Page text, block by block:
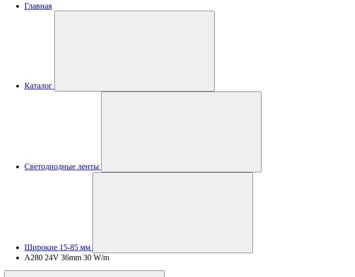
Главная
Каталог
Светодиодные ленты
Широкие 15-85 мм
A280 24V 36mm 30 W/m